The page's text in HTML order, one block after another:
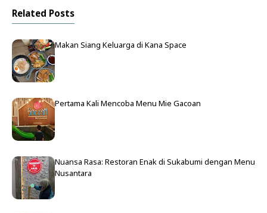
Related Posts
Makan Siang Keluarga di Kana Space
Pertama Kali Mencoba Menu Mie Gacoan
Nuansa Rasa: Restoran Enak di Sukabumi dengan Menu
Nusantara